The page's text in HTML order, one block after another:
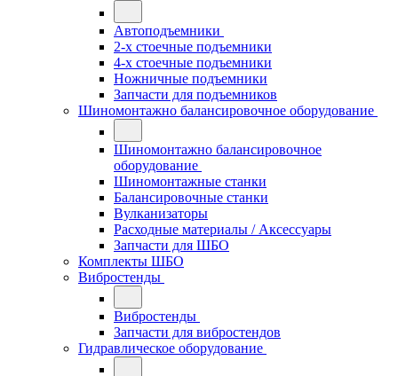
Автоподъемники
2-х стоечные подъемники
4-х стоечные подъемники
Ножничные подъемники
Запчасти для подъемников
Шиномонтажно балансировочное оборудование
Шиномонтажно балансировочное
оборудование
Шиномонтажные станки
Балансировочные станки
Вулканизаторы
Расходные материалы / Аксессуары
Запчасти для ШБО
Комплекты ШБО
Вибростенды
Вибростенды
Запчасти для вибростендов
Гидравлическое оборудование